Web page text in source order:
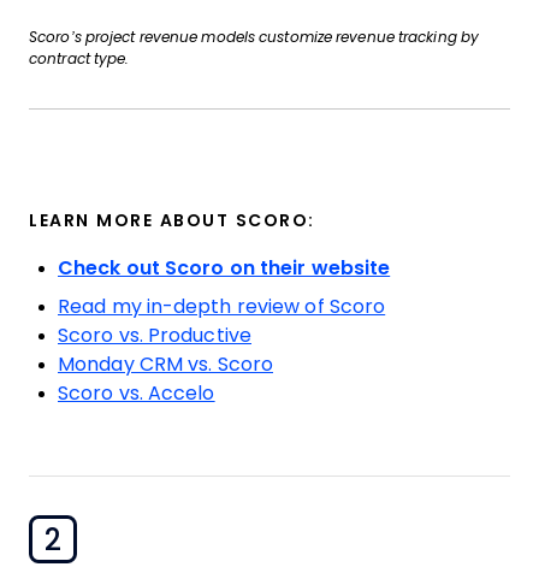
Scoro’s project revenue models customize revenue tracking by
contract type.
LEARN MORE ABOUT SCORO:
Check out Scoro on their website
Read my in-depth review of Scoro
Scoro vs. Productive
Monday CRM vs. Scoro
Scoro vs. Accelo
2